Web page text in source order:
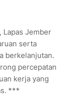
Lapas Jember
serta
berkelanjutan.
percepatan
kerja yang
***